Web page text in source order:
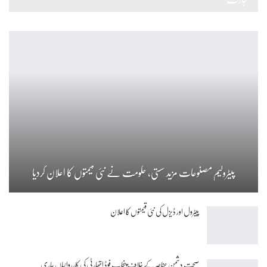
پیٹرولیم مصنوعات مزید سستی، حکومت نے نئی قیمتوں کا اعلان کردیا
پیٹرول اور ڈیزل کی نئی قیمتوں کا اعلان
صحت دشمن عناصر کے خلاف پنجاب فوڈ اتھارٹی کی کارروائیاں جاری